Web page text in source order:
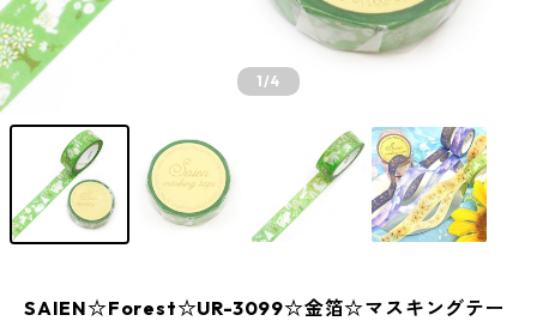
1/4
SAIEN☆Forest☆UR-3099☆金箔☆マスキングテー